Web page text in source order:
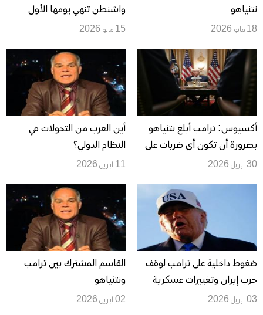
نتنياهو
18 مايو 2026
واشنطن تنهي يومها الأول
“بإيجابية” وسط تصعيد ميداني
15 مايو 2026
أكسيوس: ترامب أبلغ نتنياهو
بضرورة أن تكون أي ضربات على
لبنان “محدودة الاستهداف”
30 ابريل 2026
أين العرب من التحولات في
النظام الدولي؟
11 ابريل 2026
ضغوط داخلية على ترامب لوقف
حرب إيران وتغييرات عسكرية
مثيرة للجدل في البنتاغون
03 ابريل 2026
القاسم المشترك بين ترامب
ونتنياهو
02 ابريل 2026